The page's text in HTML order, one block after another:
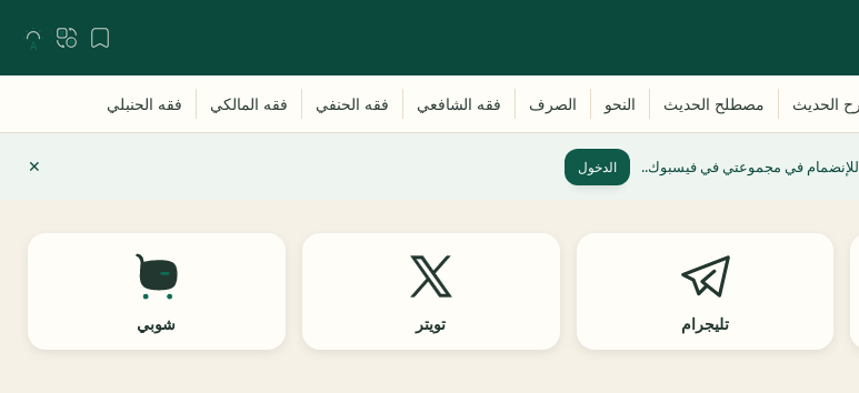
للإنضمام في مجموعتي في فيسبوك.. الدخول
تليجرام تويتر شوبي